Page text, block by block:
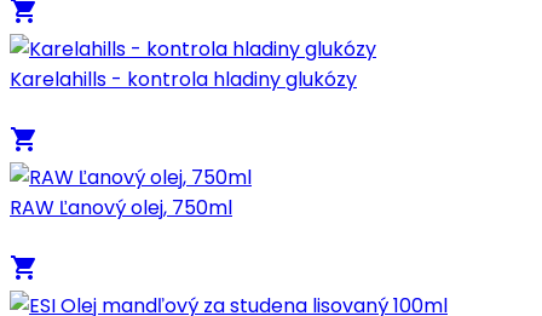
local_grocery_store
Karelahills - kontrola hladiny glukózy
local_grocery_store
RAW Ľanový olej, 750ml
local_grocery_store